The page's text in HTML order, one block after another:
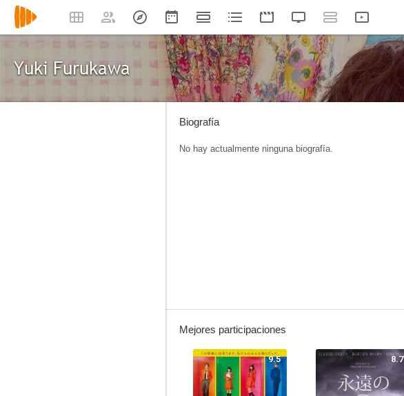
Yuki Furukawa
Biografía
No hay actualmente ninguna biografía.
Mejores participaciones
9.5 8.7